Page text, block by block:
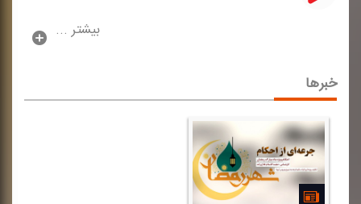
بیشتر ...
خبرها